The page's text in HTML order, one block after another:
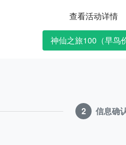
查看活动详情
神仙之旅100（早鸟
2 信息确